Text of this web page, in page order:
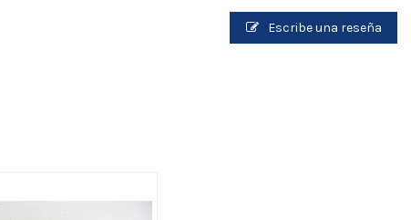
Escribe una reseña